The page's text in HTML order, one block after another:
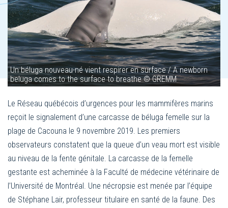
Un béluga nouveau-né vient respirer en surface / A newborn
beluga comes to the surface to breathe © GREMM
Le Réseau québécois d’urgences pour les mammifères marins
reçoit le signalement d’une carcasse de béluga femelle sur la
plage de Cacouna le 9 novembre 2019. Les premiers
observateurs constatent que la queue d’un veau mort est visible
au niveau de la fente génitale. La carcasse de la femelle
gestante est acheminée à la Faculté de médecine vétérinaire de
l’Université de Montréal. Une nécropsie est menée par l’équipe
de Stéphane Lair, professeur titulaire en santé de la faune. Des